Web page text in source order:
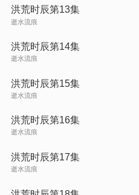
洪荒时辰第13集
逝水流痕
洪荒时辰第14集
逝水流痕
洪荒时辰第15集
逝水流痕
洪荒时辰第16集
逝水流痕
洪荒时辰第17集
逝水流痕